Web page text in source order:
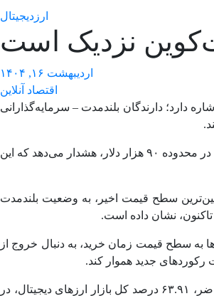
ارزدیجیتال
نزدیک است
اردیبهشت ۱۶, ۱۴۰۴
اقتصاد آنلاین
از سوی دارندگان بلندمدت اشاره دارد؛ دارندگان بلندمدت – سرمایه‌گذارانی
از نظر تاریخی، این آستانه حدود ۳۵۰ درصد سود است که اکنون معادل قیمت کمی کمتر از ۱۰۰ هزار دلار بیت‌کوین است. «گلسنود» با توجه به قرار گرفتن بیت‌کوین در محدوده ۹۰ هزار دلار، هشدار می‌دهد که این
به‌طور فعال در حال انباشت بوده‌اند. بیش از ۲۵۴ هزار بیت‌کوین از زمان پایین‌ترین سطح قیمت اخیر، به وضعیت بلندمدت
است در صورت بازگشت قیمت‌ها به سطح قیمت زمان خرید، به دنبال خروج از
مجموع ارزش بازار جهانی ارزهای دیجیتال در حال حاضر، ۲.۹۸ تریلیون دلار برآورد می‌شود که این رقم نسبت به روز قبل، ۰.۹۹ درصد کمتر شده است. در حال حاضر، ۶۳.۹۱ درصد کل بازار ارزهای دیجیتال، در